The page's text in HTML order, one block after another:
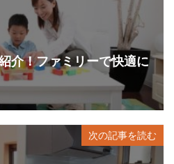
介！ファミリーで快適に
次の記事を読む